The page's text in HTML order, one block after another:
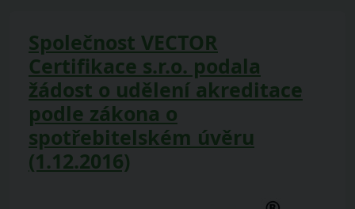
Společnost VECTOR
Certifikace s.r.o. podala
žádost o udělení akreditace
podle zákona o
spotřebitelském úvěru
(1.12.2016)